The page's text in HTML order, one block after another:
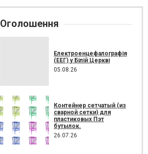
Оголошення
Електроенцефалографія
(ЕЕГ) у Білій Церкві
05.08.26
Контейнер сетчатый (из
сварной сетки) для
пластиковых Пэт
бутылок.
26.07.26